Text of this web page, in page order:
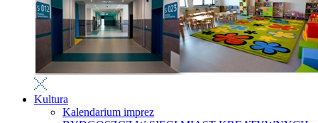
Kultura
Kalendarium imprez